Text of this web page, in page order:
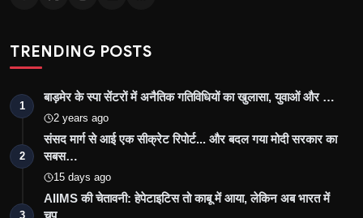
TRENDING POSTS
1
बाड़मेर के स्पा सेंटरों में अनैतिक गतिविधियों का खुलासा, युवाओं और …
2 years ago
2
संसद मार्ग से आई एक सीक्रेट रिपोर्ट... और बदल गया मोदी सरकार का
सबस…
15 days ago
3
AIIMS की चेतावनी: हेपेटाइटिस तो काबू में आया, लेकिन अब भारत में
चुप…